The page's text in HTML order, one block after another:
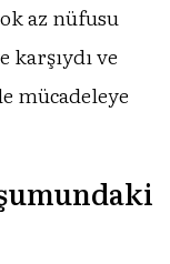
az nüfusu
ve
mücadeleye